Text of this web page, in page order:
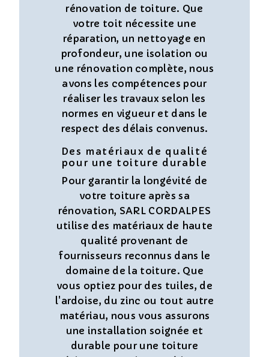
rénovation de toiture. Que
votre toit nécessite une
réparation, un nettoyage en
profondeur, une isolation ou
une rénovation complète, nous
avons les compétences pour
réaliser les travaux selon les
normes en vigueur et dans le
respect des délais convenus.
Des matériaux de qualité
pour une toiture durable
Pour garantir la longévité de
votre toiture après sa
rénovation, SARL CORDALPES
utilise des matériaux de haute
qualité provenant de
fournisseurs reconnus dans le
domaine de la toiture. Que
vous optiez pour des tuiles, de
l'ardoise, du zinc ou tout autre
matériau, nous vous assurons
une installation soignée et
durable pour une toiture